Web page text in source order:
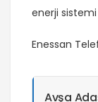
enerji
Enessan
Avşa